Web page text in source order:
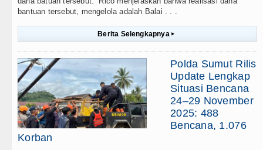
bantuan tersebut, mengelola adalah Balai . . .
Berita Selengkapnya ▸
Polda Sumut Rilis
Update Lengkap
Situasi Bencana
24–29 November
2025: 488
Bencana, 1.076
Korban